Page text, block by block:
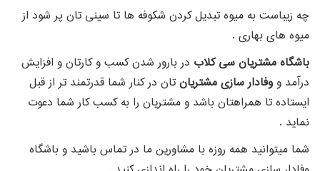
چه زیباست به میوه تبدیل کردن شکوفه ها تا سینی تان پر شود از
میوه های بهاری .
باشگاه مشتریان سی کلاب در بارور شدن کسب و کارتان و افزایش
درآمد ووفادار سازی مشتریانتان در کنار شما قدرتمند تر از قبل
ایستاده تا همراهتان باشد و مشتریان را به کسب کار شما دعوت
نماید .
شما میتوانید همه روزه با مشاورین ما در تماس باشید و باشگاه